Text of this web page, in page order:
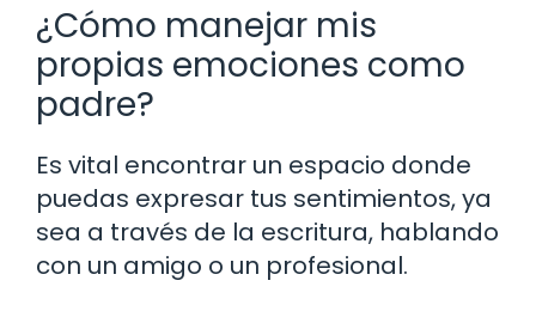
¿Cómo manejar mis
propias emociones como
padre?
Es vital encontrar un espacio donde
puedas expresar tus sentimientos, ya
sea a través de la escritura, hablando
con un amigo o un profesional.